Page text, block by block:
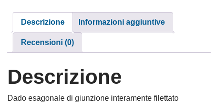
Descrizione Informazioni aggiuntive
Recensioni (0)
Descrizione
Dado esagonale di giunzione interamente filettato